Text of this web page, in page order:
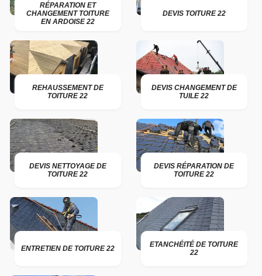
RÉPARATION ET
CHANGEMENT TOITURE
EN ARDOISE 22
DEVIS TOITURE 22
REHAUSSEMENT DE
TOITURE 22
DEVIS CHANGEMENT DE
TUILE 22
DEVIS NETTOYAGE DE
TOITURE 22
DEVIS RÉPARATION DE
TOITURE 22
ENTRETIEN DE TOITURE 22
ETANCHÉITÉ DE TOITURE
22